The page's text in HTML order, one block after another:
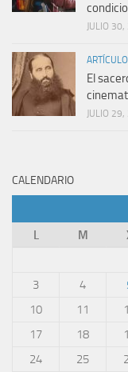
JULIO
El
JULIO
CALENDARIO
L
M
3
4
10
11
17
18
24
25